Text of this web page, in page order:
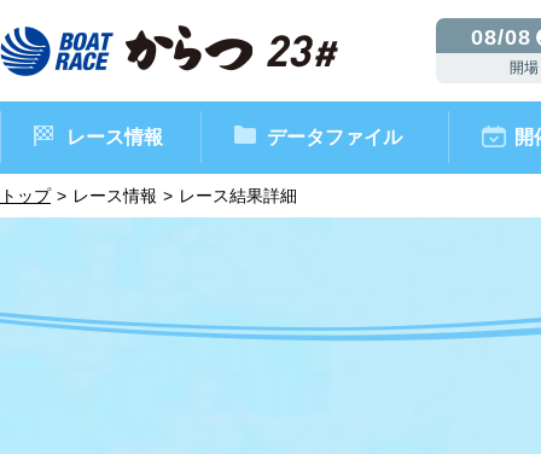
08/08
開場
レース情報 データファイル 開
トップ レース情報 レース結果詳細